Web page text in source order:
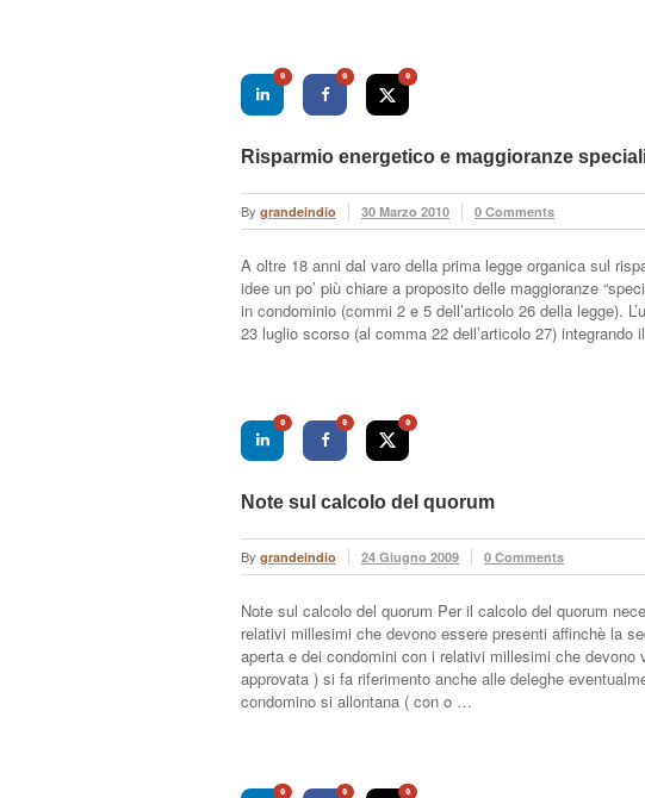
0 0 0
Risparmio energetico e maggioranze
By grandeindio 30 Marzo 2010 0 Comments
A oltre 18 anni dal varo della prima legge organica sul
idee un po’ più chiare a proposito delle maggioranze
in condominio (commi 2 e 5 dell’articolo 26 della legge).
23 luglio scorso (al comma 22 dell’articolo 27)
0 0 0
Note sul calcolo del quorum
By grandeindio 24 Giugno 2009 0 Comments
Note sul calcolo del quorum Per il calcolo del quorum
relativi millesimi che devono essere presenti affinchè la
aperta e dei condomini con i relativi millesimi che devono
approvata ) si fa riferimento anche alle deleghe
condomino si allontana ( con o …
0 0 0